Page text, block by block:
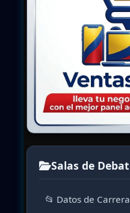
Salas de
📂 Datos de